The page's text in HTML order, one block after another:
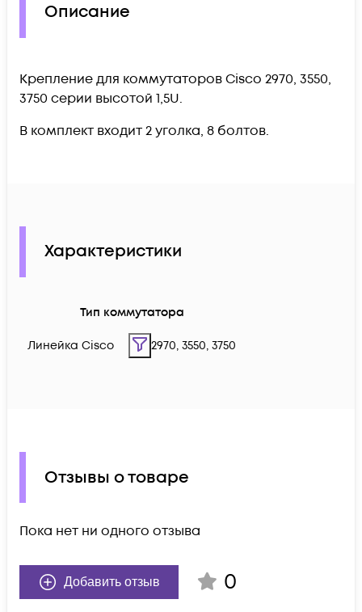
Описание
Крепление для коммутаторов Cisco 2970, 3550,
3750 серии высотой 1,5U.
В комплект входит 2 уголка, 8 болтов.
Характеристики
Тип коммутатора
Линейка Cisco 2970, 3550, 3750
Отзывы о товаре
Пока нет ни одного отзыва
Добавить отзыв 0